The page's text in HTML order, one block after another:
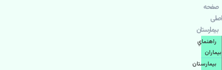
صفحه
اصلی
بيمارستان
راهنماي
بیماران
بیمارستان